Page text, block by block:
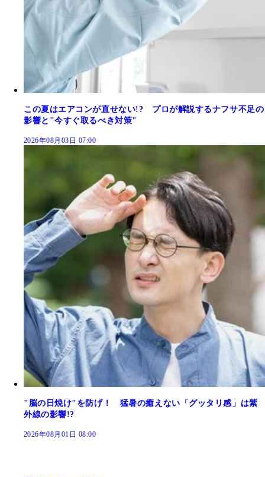
この夏はエアコンが直せない!? プロが解説するナフサ不足の
影響と"今すぐ取るべき対策"
2026年08月03日 07:00
"脳の日焼け"を防げ！ 猛暑の癒えない「グッタリ感」は紫
外線の影響!?
2026年08月01日 08:00